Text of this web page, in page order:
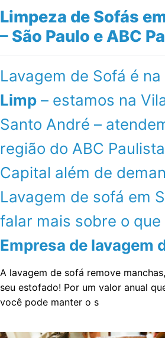
Limpeza de Sofás
– São Paulo e ABC
Lavagem de Sofá é na
Limp – estamos na
Santo André –
região do ABC
Capital além de
Lavagem de sofá em
falar mais sobre o que
Empresa de lavagem
A lavagem de sofá remove
seu estofado! Por um valor anual
você pode manter o s